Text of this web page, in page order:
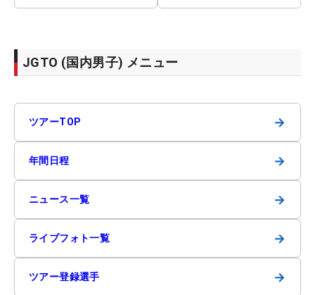
JGTO (国内男子) メニュー
ツアーTOP →
年間日程 →
ニュース一覧 →
ライブフォト一覧 →
ツアー登録選手 →